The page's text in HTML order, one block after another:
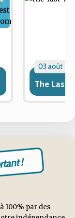
03 août
The Last
!
100% par des